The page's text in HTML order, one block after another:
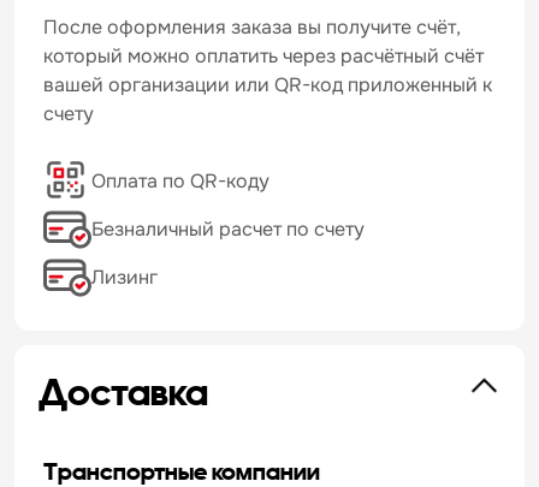
После оформления заказа вы получите счёт,
который можно оплатить через расчётный счёт
вашей организации или QR-код приложенный к
счету
Оплата по QR-коду
Безналичный расчет по счету
Лизинг
Доставка
Транспортные компании